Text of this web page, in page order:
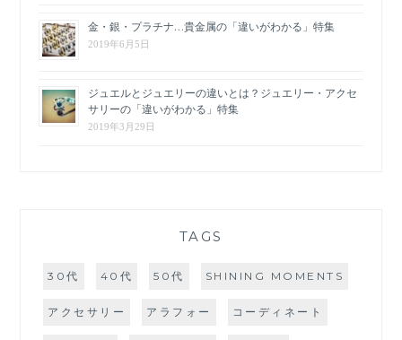
金・銀・プラチナ…貴金属の「違いがわかる」特集
2019年6月5日
ジュエルとジュエリーの違いとは？ジュエリー・アクセ
サリーの「違いがわかる」特集
2019年3月29日
TAGS
30代 40代 50代 SHINING MOMENTS
アクセサリー アラフォー コーディネート